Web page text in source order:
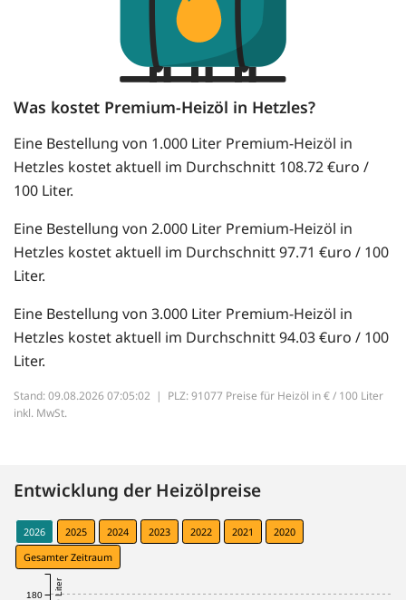
Was kostet Premium-Heizöl in Hetzles?
Eine Bestellung von 1.000 Liter Premium-Heizöl in
Hetzles kostet aktuell im Durchschnitt 108.72 €uro /
100 Liter.
Eine Bestellung von 2.000 Liter Premium-Heizöl in
Hetzles kostet aktuell im Durchschnitt 97.71 €uro / 100
Liter.
Eine Bestellung von 3.000 Liter Premium-Heizöl in
Hetzles kostet aktuell im Durchschnitt 94.03 €uro / 100
Liter.
Stand: 09.08.2026 07:05:02 | PLZ: 91077 Preise für Heizöl in € / 100 Liter
inkl. MwSt.
Entwicklung der Heizölpreise
2026 2025 2024 2023 2022 2021
2020
Gesamter Zeitraum
180